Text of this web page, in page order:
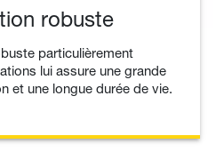
robuste
particulièrement
lui assure une grande
et une longue durée de vie.